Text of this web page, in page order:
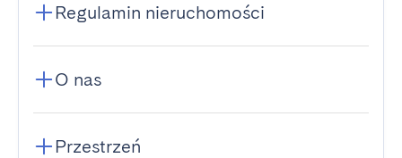
Regulamin nieruchomości
O nas
Przestrzeń